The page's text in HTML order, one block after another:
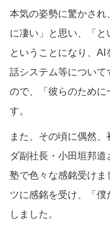
本気の姿勢に驚かされ
に凄い」と思い、「と
ということになり、
話システム等について
ので、「彼らのため
す。
また、その頃に偶然
ダ副社長・小田垣邦
塾で色々な感銘受けま
ツに感銘を受け、「僕
しました。